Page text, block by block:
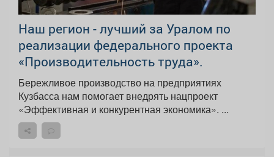
Наш регион - лучший за Уралом по
реализации федерального проекта
«Производительность труда».
Бережливое производство на предприятиях
Кузбасса нам помогает внедрять нацпроект
«Эффективная и конкурентная экономика». ...